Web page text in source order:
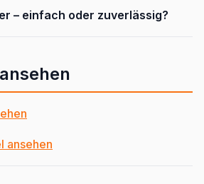
– einfach oder zuverlässig?
ansehen